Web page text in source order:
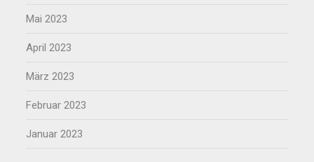
Mai 2023
April 2023
März 2023
Februar 2023
Januar 2023